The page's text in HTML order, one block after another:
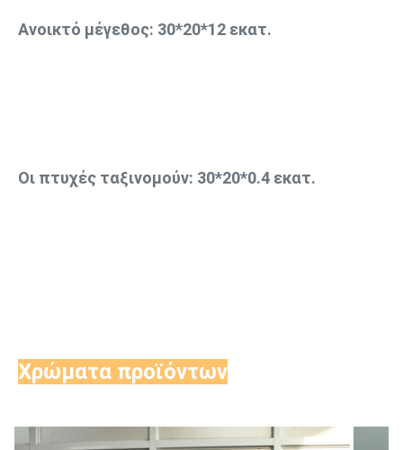
Ανοικτό μέγεθος: 30*20*12 εκατ.
Οι πτυχές ταξινομούν: 30*20*0.4 εκατ.
Χρώματα προϊόντων